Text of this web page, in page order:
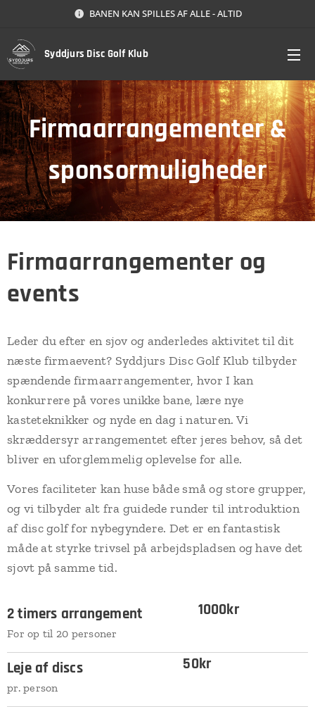
BANEN KAN SPILLES AF ALLE - ALTID
Syddjurs Disc Golf Klub
Firmaarrangementer &
sponsormuligheder
Firmaarrangementer og
events
Leder du efter en sjov og anderledes aktivitet til dit
næste firmaevent? Syddjurs Disc Golf Klub tilbyder
spændende firmaarrangementer, hvor I kan
konkurrere på vores unikke bane, lære nye
kasteteknikker og nyde en dag i naturen. Vi
skræddersyr arrangementet efter jeres behov, så det
bliver en uforglemmelig oplevelse for alle.
Vores faciliteter kan huse både små og store grupper,
og vi tilbyder alt fra guidede runder til introduktion
af disc golf for nybegyndere. Det er en fantastisk
måde at styrke trivsel på arbejdspladsen og have det
sjovt på samme tid.
2 timers arrangement
For op til 20 personer
1000kr
Leje af discs
pr. person
50kr